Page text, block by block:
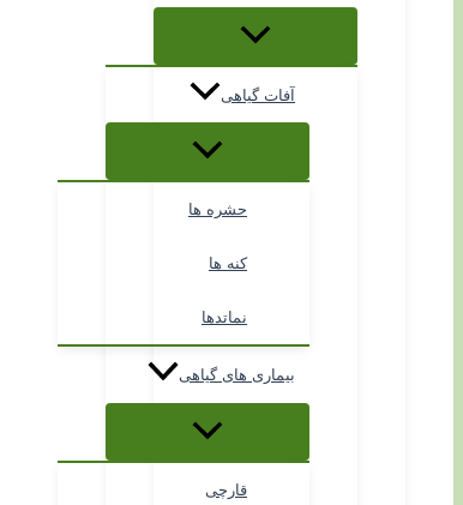
آفات گیاهی
حشره ها
کنه ها
نماتدها
بیماری های گیاهی
قارچی